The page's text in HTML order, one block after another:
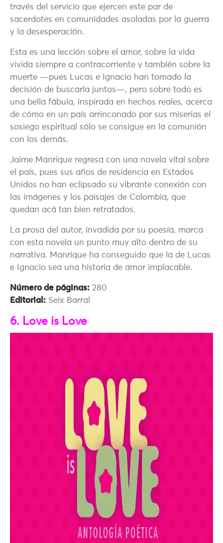
través del servicio que ejercen este par de
sacerdotes en comunidades asoladas por la guerra
y la desesperación.
Esta es una lección sobre el amor, sobre la vida
vivida siempre a contracorriente y también sobre la
muerte —pues Lucas e Ignacio han tomado la
decisión de buscarla juntos—, pero sobre todo es
una bella fábula, inspirada en hechos reales, acerca
de cómo en un país arrinconado por sus miserias el
sosiego espiritual sólo se consigue en la comunión
con los demás.
Jaime Manrique regresa con una novela vital sobre
el país, pues sus años de residencia en Estados
Unidos no han eclipsado su vibrante conexión con
las imágenes y los paisajes de Colombia, que
quedan acá tan bien retratados.
La prosa del autor, invadida por su poesía, marca
con esta novela un punto muy alto dentro de su
narrativa. Manrique ha conseguido que la de Lucas
e Ignacio sea una historia de amor implacable.
Número de páginas: 280
Editorial: Seix Barral
6. Love is Love